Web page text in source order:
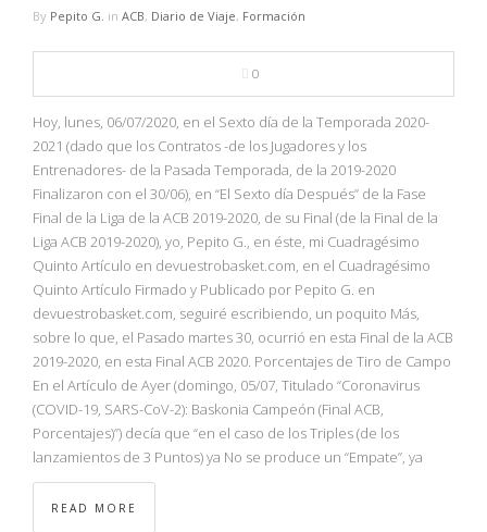
By Pepito G. in ACB, Diario de Viaje, Formación
0
Hoy, lunes, 06/07/2020, en el Sexto día de la Temporada 2020-
2021 (dado que los Contratos -de los Jugadores y los
Entrenadores- de la Pasada Temporada, de la 2019-2020
Finalizaron con el 30/06), en “El Sexto día Después” de la Fase
Final de la Liga de la ACB 2019-2020, de su Final (de la Final de la
Liga ACB 2019-2020), yo, Pepito G., en éste, mi Cuadragésimo
Quinto Artículo en devuestrobasket.com, en el Cuadragésimo
Quinto Artículo Firmado y Publicado por Pepito G. en
devuestrobasket.com, seguiré escribiendo, un poquito Más,
sobre lo que, el Pasado martes 30, ocurrió en esta Final de la ACB
2019-2020, en esta Final ACB 2020. Porcentajes de Tiro de Campo
En el Artículo de Ayer (domingo, 05/07, Titulado “Coronavirus
(COVID-19, SARS-CoV-2): Baskonia Campeón (Final ACB,
Porcentajes)”) decía que “en el caso de los Triples (de los
lanzamientos de 3 Puntos) ya No se produce un “Empate”, ya
READ MORE